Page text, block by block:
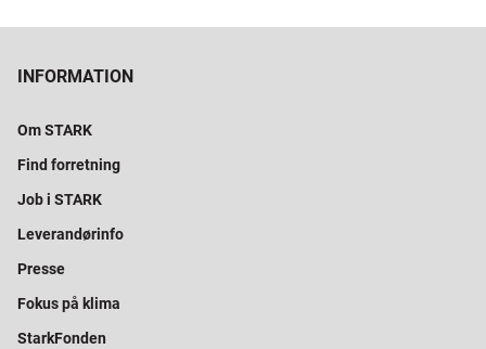
INFORMATION
Om STARK
Find forretning
Job i STARK
Leverandørinfo
Presse
Fokus på klima
StarkFonden